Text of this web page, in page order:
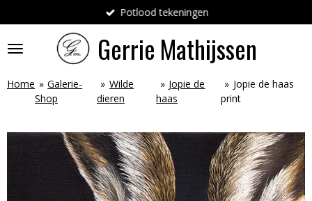
direct
naar
de
Gerrie Mathijssen
Potlood tekeningen
Home » Galerie-
Shop
» Wilde
dieren
» Jopie de
haas
» Jopie de haas
print